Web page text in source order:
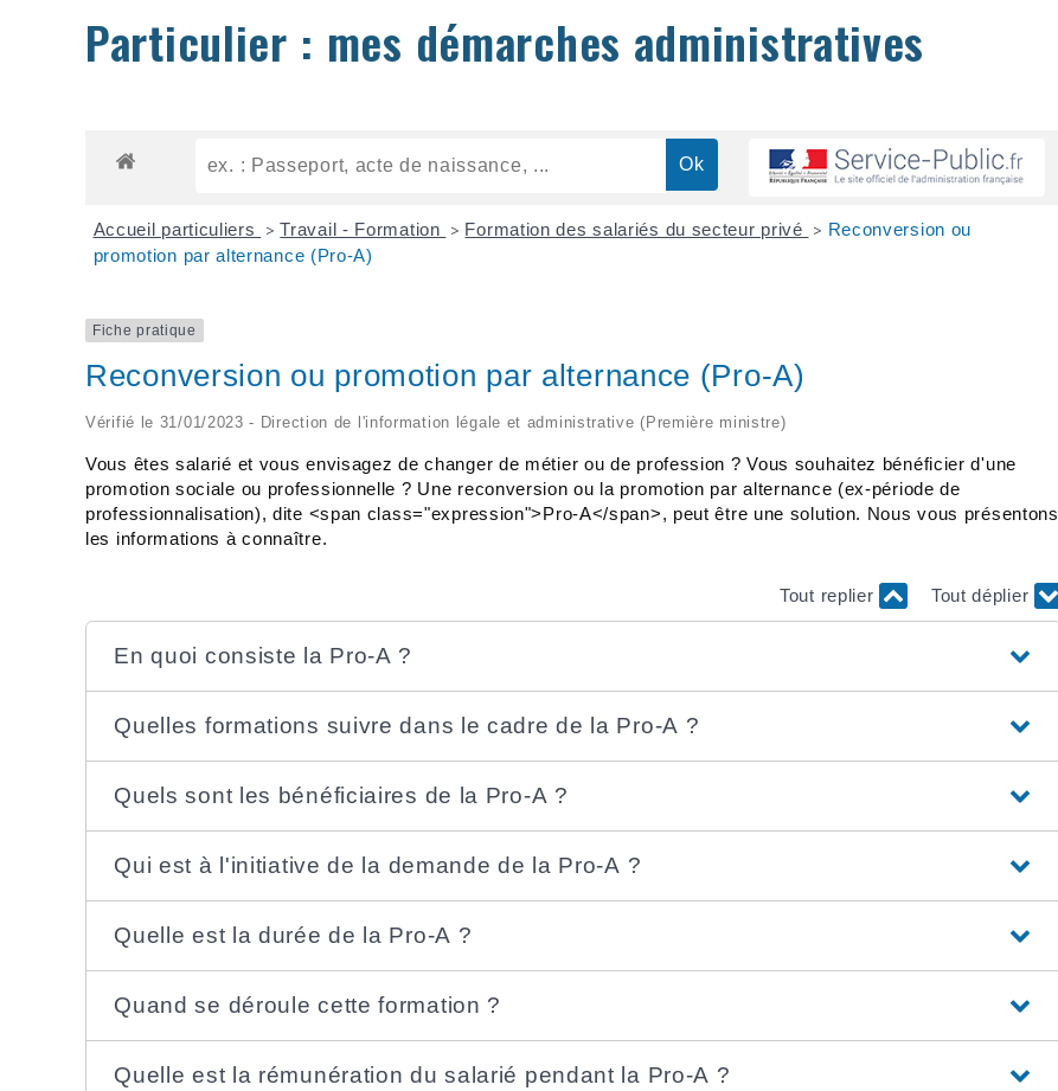
Particulier : mes démarches administratives
Accueil particuliers > Travail - Formation > Formation des salariés du secteur privé > Reconversion ou
promotion par alternance (Pro-A)
Fiche pratique
Reconversion ou promotion par alternance (Pro-A)
Vérifié le 31/01/2023 - Direction de l'information légale et administrative (Première ministre)
Vous êtes salarié et vous envisagez de changer de métier ou de profession ? Vous souhaitez bénéficier d'une
promotion sociale ou professionnelle ? Une reconversion ou la promotion par alternance (ex-période de
professionnalisation), dite <span class="expression">Pro-A</span>, peut être une solution. Nous vous présentons
les informations à connaître.
Tout replier Tout déplier
En quoi consiste la Pro-A ?
Quelles formations suivre dans le cadre de la Pro-A ?
Quels sont les bénéficiaires de la Pro-A ?
Qui est à l'initiative de la demande de la Pro-A ?
Quelle est la durée de la Pro-A ?
Quand se déroule cette formation ?
Quelle est la rémunération du salarié pendant la Pro-A ?